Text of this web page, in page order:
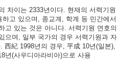
차이는 2333년이다. 현재의 서력기원
고 있으며, 종교계, 학계 등 민간에서
고 있는 것은 아니다. 서력기원 연호의
으며, 일부 국가의 경우 서력기원과 자
西紀 1998년의 경우, 平成 10년(일본),
년(사우디아라비아)으로 사용